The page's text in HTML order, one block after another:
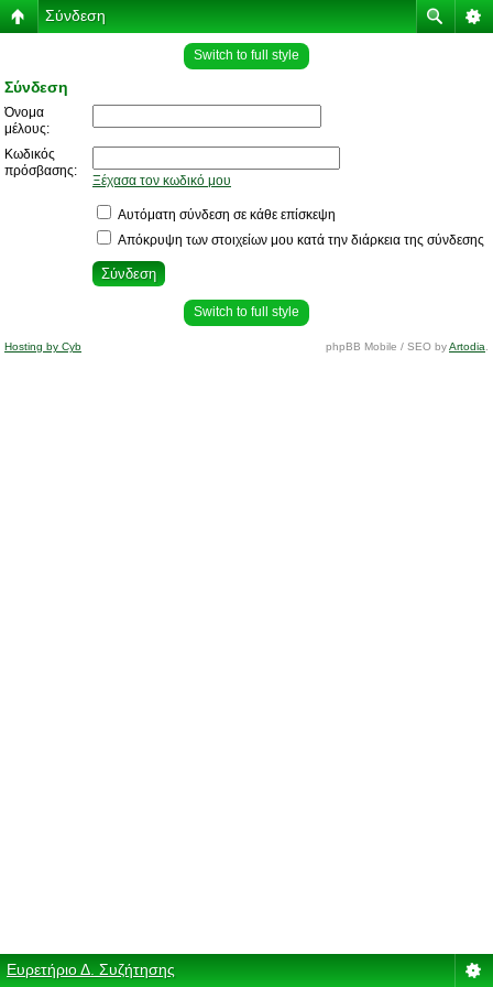
Σύνδεση
Switch to full style
Σύνδεση
Όνομα
μέλους:
Κωδικός
πρόσβασης:
Ξέχασα τον κωδικό μου
Αυτόματη σύνδεση σε κάθε επίσκεψη
Απόκρυψη των στοιχείων μου κατά την διάρκεια της σύνδεσης
Switch to full style
Hosting by Cyb phpBB Mobile / SEO byArtodia
Ευρετήριο Δ. Συζήτησης